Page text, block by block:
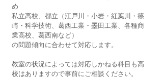
め
私立高校、都立（江戸川・小岩・紅葉川・篠
崎・科学技術、葛西工業・墨田工業、各種商
業高校、葛西南など）
の問題傾向に合わせて対応します。
教室の状況によっては対応しかねる科目も高
校はありますので事前にご相談ください。